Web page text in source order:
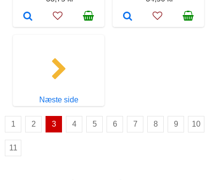
Næste side
1 2 3 4 5 6 7 8 9 10
11